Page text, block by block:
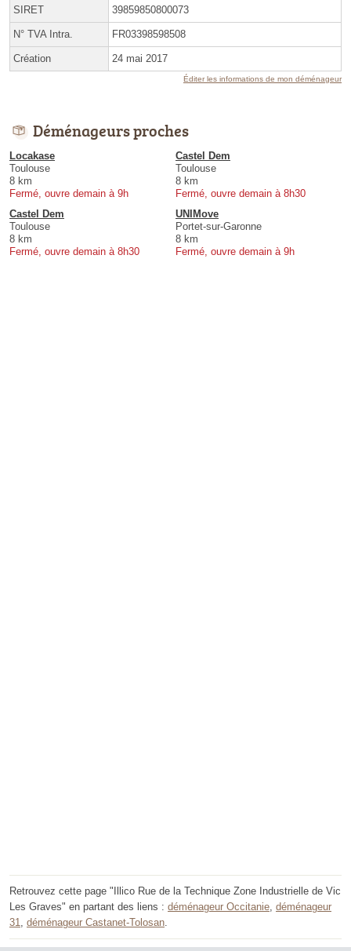
SIRET 39859850800073
N° TVA Intra. FR03398598508
Création 24 mai 2017
Éditer les informations de mon déménageur
Déménageurs proches
Locakase
Toulouse
8 km
Fermé, ouvre demain à 9h
Castel Dem
Toulouse
8 km
Fermé, ouvre demain à 8h30
Castel Dem
Toulouse
8 km
Fermé, ouvre demain à 8h30
UNIMove
Portet-sur-Garonne
8 km
Fermé, ouvre demain à 9h
Retrouvez cette page "Illico Rue de la Technique Zone Industrielle de Vic
Les Graves" en partant des liens : déménageur Occitanie, déménageur
31, déménageur Castanet-Tolosan.